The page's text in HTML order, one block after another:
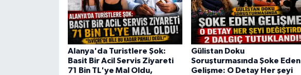
Alanya'da Turistlere Şok:
Basit Bir Acil Servis Ziyareti
71 Bin TL'ye Mal Oldu,
Gülistan Doku
Soruşturmasında Şoke Eden
Gelişme: O Detay Her şeyi